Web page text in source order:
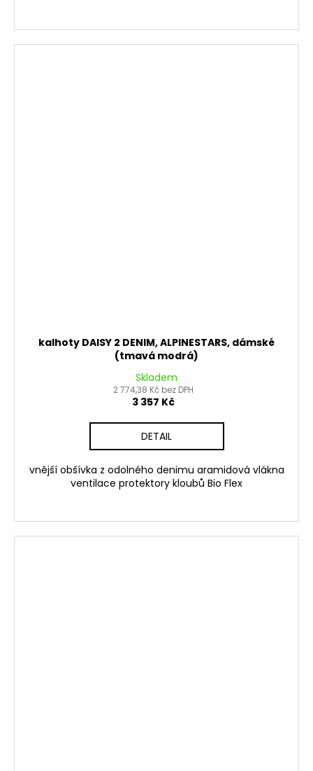
kalhoty DAISY 2 DENIM, ALPINESTARS, dámské
(tmavá modrá)
Skladem
2 774,38 Kč bez DPH
3 357 Kč
DETAIL
vnější obšívka z odolného denimu aramidová vlákna
ventilace protektory kloubů Bio Flex